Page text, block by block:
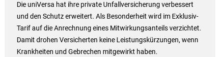
Die uniVersa hat ihre private Unfallversicherung verbessert
und den Schutz erweitert. Als Besonderheit wird im Exklusiv-
Tarif auf die Anrechnung eines Mitwirkungsanteils verzichtet.
Damit drohen Versicherten keine Leistungskürzungen, wenn
Krankheiten und Gebrechen mitgewirkt haben.